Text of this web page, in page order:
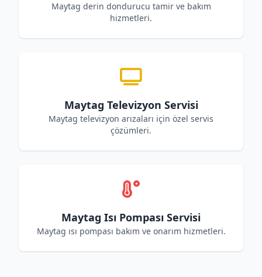
Maytag derin dondurucu tamir ve bakım
hizmetleri.
Maytag Televizyon Servisi
Maytag televizyon arızaları için özel servis
çözümleri.
Maytag Isı Pompası Servisi
Maytag ısı pompası bakım ve onarım hizmetleri.